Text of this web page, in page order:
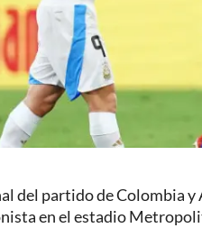
del partido de Colombia
en el estadio